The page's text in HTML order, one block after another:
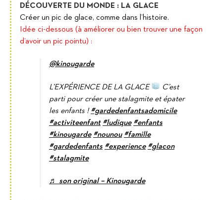
DÉCOUVERTE DU MONDE : LA GLACE
Créer un pic de glace, comme dans l’histoire.
Idée ci-dessous (à améliorer ou bien trouver une façon
d’avoir un pic pointu) :
@kinougarde
L’EXPÉRIENCE DE LA GLACE
C’est
parti pour créer une stalagmite et épater
les enfants ! #gardedenfantsadomicile
#activiteenfant #ludique #enfants
#kinougarde #nounou #famille
#gardedenfants #experience #glacon
#stalagmite
♬ son original – Kinougarde